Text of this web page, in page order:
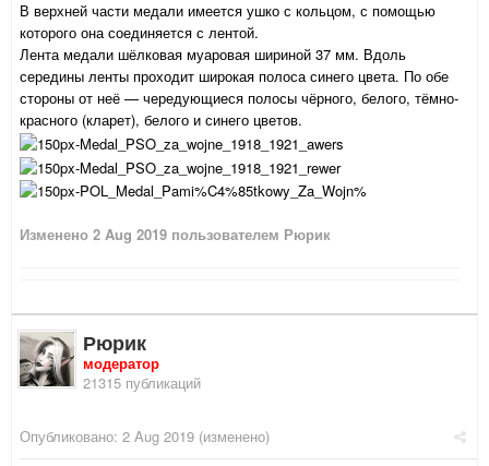
В верхней части медали имеется ушко с кольцом, с помощью
которого она соединяется с лентой.
Лента медали шёлковая муаровая шириной 37 мм. Вдоль
середины ленты проходит широкая полоса синего цвета. По обе
стороны от неё — чередующиеся полосы чёрного, белого, тёмно-
красного (кларет), белого и синего цветов.
Изменено 2 Aug 2019 пользователем Рюрик
Рюрик
модератор
21315 публикаций
Опубликовано: 2 Aug 2019 (изменено)